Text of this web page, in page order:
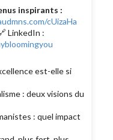
inspirants :
cUizaHa
LinkedIn :
est-elle si
: deux visions du
: quel impact